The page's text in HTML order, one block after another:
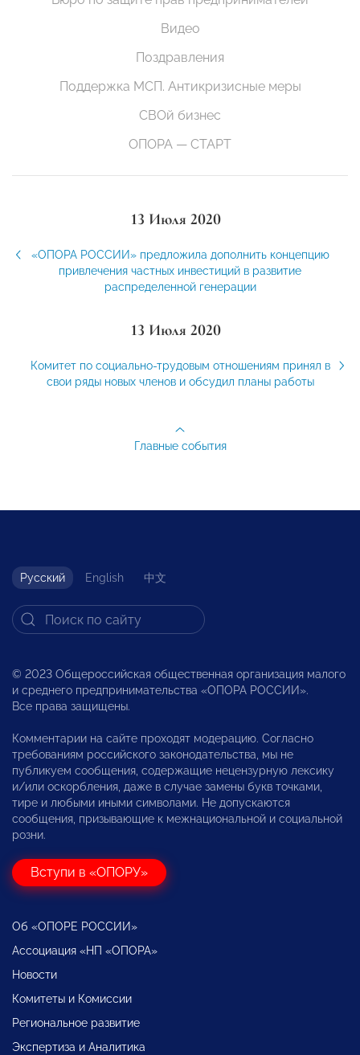
Видео
Поздравления
Поддержка МСП. Антикризисные меры
СВОй бизнес
ОПОРА — СТАРТ
13 Июля 2020
«ОПОРА РОССИИ» предложила дополнить концепцию
привлечения частных инвестиций в развитие
распределенной генерации
13 Июля 2020
Комитет по социально-трудовым отношениям принял в
свои ряды новых членов и обсудил планы работы
Главные события
Русский English 中文
© 2023 Общероссийская общественная организация малого
и среднего предпринимательства «ОПОРА РОССИИ».
Все права защищены.
Комментарии на сайте проходят модерацию. Согласно
требованиям российского законодательства, мы не
публикуем сообщения, содержащие нецензурную лексику
и/или оскорбления, даже в случае замены букв точками,
тире и любыми иными символами. Не допускаются
сообщения, призывающие к межнациональной и социальной
розни.
Вступи в «ОПОРУ»
Об «ОПОРЕ РОССИИ»
Ассоциация «НП «ОПОРА»
Новости
Комитеты и Комиссии
Региональное развитие
Экспертиза и Аналитика